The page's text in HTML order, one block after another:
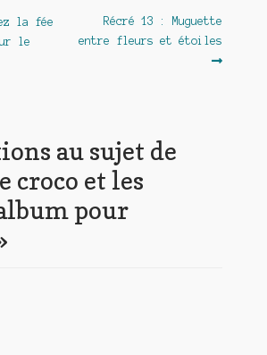
la fée
le
Article
suivant :
Récré 13 : Muguette
entre fleurs et étoiles
au sujet de
croco et les
pour